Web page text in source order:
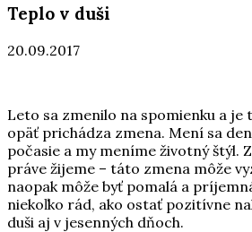
Teplo v duši
20.09.2017
Leto sa zmenilo na spomienku a je
opäť prichádza zmena. Mení sa
počasie a my meníme životný štýl.
práve žijeme – táto zmena môže
naopak môže byť pomalá a
niekoľko rád, ako ostať pozitívne
duši aj v jesenných dňoch.